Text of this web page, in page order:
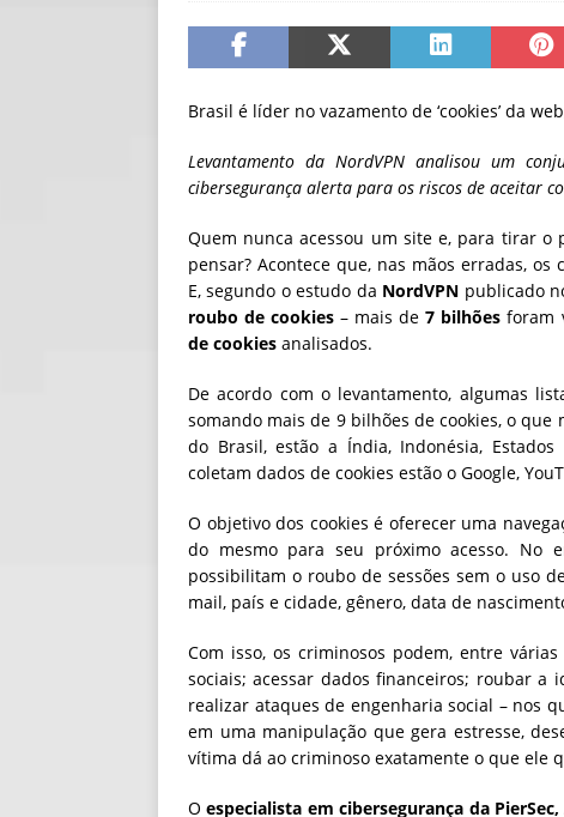
Brasil é líder no vazamento de ‘cookies’ da
Levantamento da NordVPN analisou um
cibersegurança alerta para os riscos de aceitar
Quem nunca acessou um site e, para tirar o
pensar? Acontece que, nas mãos erradas,
E, segundo o estudo da NordVPN publicado
roubo de cookies – mais de7 bilhões foram
de cookies analisados.
De acordo com o levantamento, algumas
somando mais de 9 bilhões de cookies, o
do Brasil, estão a Índia, Indonésia,
coletam dados de cookies estão o Google,
O objetivo dos cookies é oferecer uma
do mesmo para seu próximo acesso. No
possibilitam o roubo de sessões sem o uso
mail, país e cidade, gênero, data de
Com isso, os criminosos podem, entre
sociais; acessar dados financeiros; roubar
realizar ataques de engenharia social – nos
em uma manipulação que gera estresse,
vítima dá ao criminoso exatamente o que ele
Oespecialista em cibersegurança da